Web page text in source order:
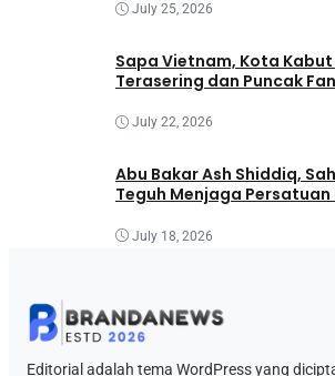
July 25, 2026
Sapa Vietnam, Kota
Terasering dan Puncak
July 22, 2026
Abu Bakar Ash Shiddiq,
Teguh Menjaga Persatuan
July 18, 2026
Editorial adalah tema WordPress yang